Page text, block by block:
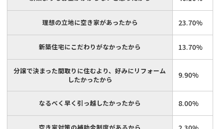
理想の立地に空き家があったから 23.70%
新築住宅にこだわりがなかったから 13.70%
分譲で決まった間取りに住むより、好みにリフォーム
したかったから
9.90%
なるべく早く引っ越したかったから 8.00%